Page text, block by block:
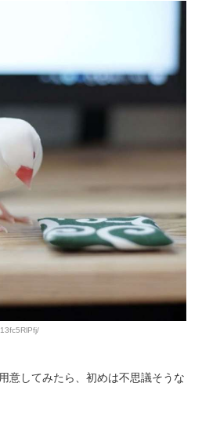
意してみたら、初めは不思議そうな
閉じる
pecocats
ダウンロード済みの方
プリで開く